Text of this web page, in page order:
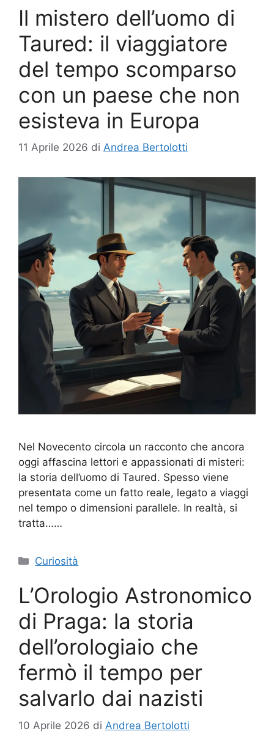
Il mistero dell’uomo di
Taured: il viaggiatore
del tempo scomparso
con un paese che non
esisteva in Europa
11 Aprile 2026 di Andrea Bertolotti
Nel Novecento circola un racconto che ancora
oggi affascina lettori e appassionati di misteri:
la storia dell’uomo di Taured. Spesso viene
presentata come un fatto reale, legato a viaggi
nel tempo o dimensioni parallele. In realtà, si
tratta……
Categorie
Curiosità
L’Orologio Astronomico
di Praga: la storia
dell’orologiaio che
fermò il tempo per
salvarlo dai nazisti
10 Aprile 2026 di Andrea Bertolotti